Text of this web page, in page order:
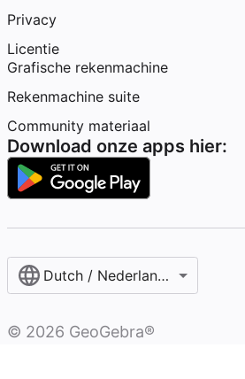
Privacy
Licentie
Grafische rekenmachine
Rekenmachine suite
Community materiaal
Download onze apps hier:
Dutch / Nederlands‎ (België)‎
© 2026 GeoGebra®